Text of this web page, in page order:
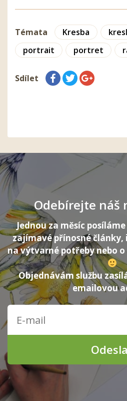
Témata Kresba
portrait
portret
Sdílet
Odebírejte náš
Jednou za měsíc
zajímavé přínosné články,
na výtvarné potřeby nebo
Objednávám službu
emailovou